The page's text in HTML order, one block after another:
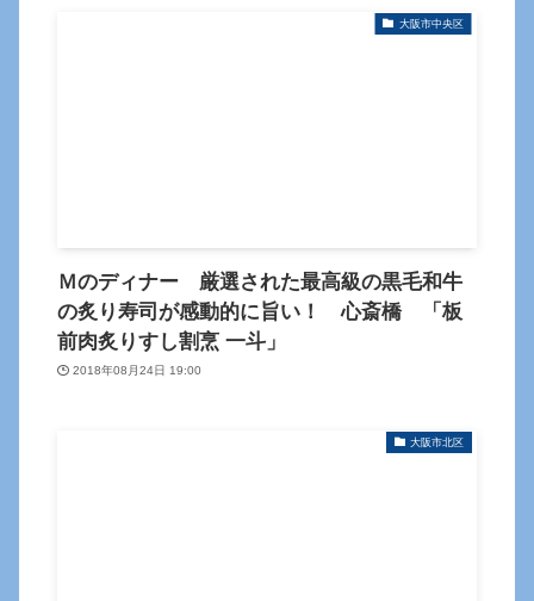
大阪市中央区
Ｍのディナー 厳選された最高級の黒毛和牛
の炙り寿司が感動的に旨い！ 心斎橋 「板
前肉炙りすし割烹 一斗」
2018年08月24日 19:00
大阪市北区